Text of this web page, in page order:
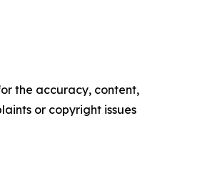
the accuracy, content,
or copyright issues